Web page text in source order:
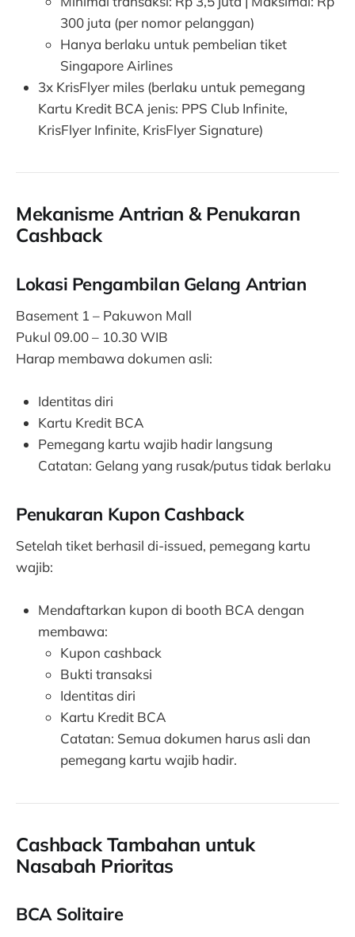
300 juta (per nomor pelanggan)
Hanya berlaku untuk pembelian tiket
Singapore Airlines
3x KrisFlyer miles (berlaku untuk pemegang
Kartu Kredit BCA jenis: PPS Club Infinite,
KrisFlyer Infinite, KrisFlyer Signature)
Mekanisme Antrian & Penukaran
Cashback
Lokasi Pengambilan Gelang Antrian
Basement 1 – Pakuwon Mall
Pukul 09.00 – 10.30 WIB
Harap membawa dokumen asli:
Identitas diri
Kartu Kredit BCA
Pemegang kartu wajib hadir langsung
Catatan: Gelang yang rusak/putus tidak berlaku
Penukaran Kupon Cashback
Setelah tiket berhasil di-issued, pemegang kartu
wajib:
Mendaftarkan kupon di booth BCA dengan
membawa:
Kupon cashback
Bukti transaksi
Identitas diri
Kartu Kredit BCA
Catatan: Semua dokumen harus asli dan
pemegang kartu wajib hadir.
Cashback Tambahan untuk
Nasabah Prioritas
BCA Solitaire